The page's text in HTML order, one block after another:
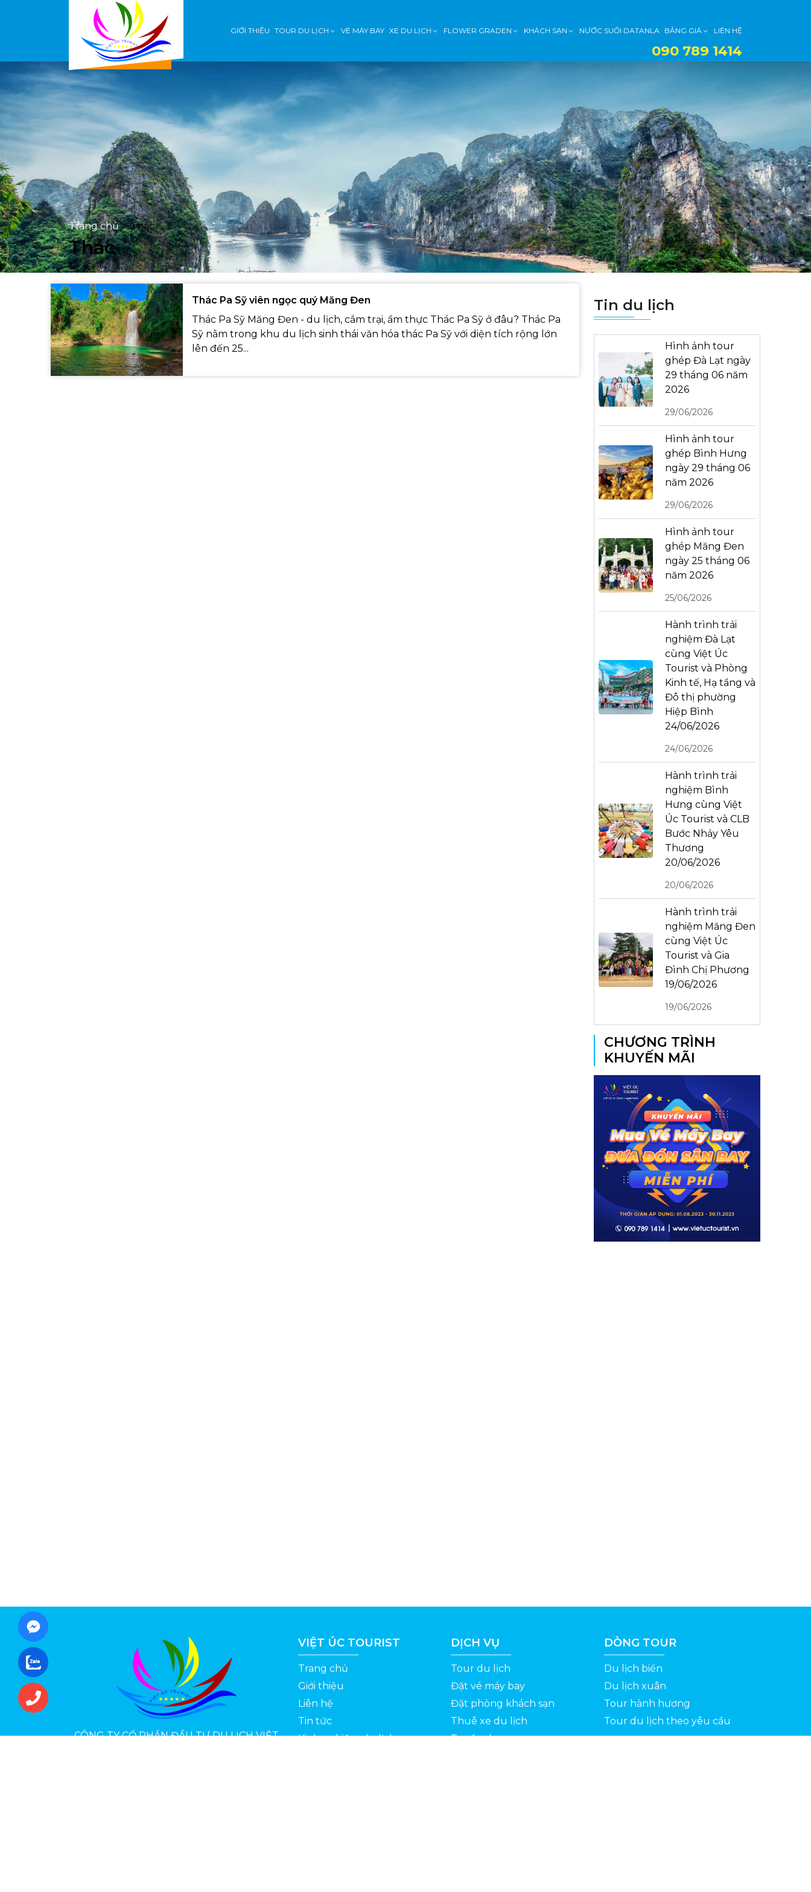
GIỚI THIỆU TOUR DU LỊCH VÉ MÁY BAY XE DU LỊCH FLOWER GRADEN KHÁCH SẠN NƯỚC SUỐI DATANLA BẢNG GIÁ LIÊN HỆ
090 789 1414
Trang chủ > Thác
Thác
Thác Pa Sỹ viên ngọc quý Măng Đen
Thác Pa Sỹ Măng Đen - du lịch, cắm trại, ẩm thực Thác Pa Sỹ ở đâu? Thác Pa
Sỹ nằm trong khu du lịch sinh thái văn hóa thác Pa Sỹ với diện tích rộng lớn
lên đến 25...
Tin du lịch
Hình ảnh tour
ghép Đà Lạt ngày
29 tháng 06 năm
2026
29/06/2026
Hình ảnh tour
ghép Bình Hưng
ngày 29 tháng 06
năm 2026
29/06/2026
Hình ảnh tour
ghép Măng Đen
ngày 25 tháng 06
năm 2026
25/06/2026
Hành trình trải
nghiệm Đà Lạt
cùng Việt Úc
Tourist và Phòng
Kinh tế, Hạ tầng và
Đô thị phường
Hiệp Bình
24/06/2026
24/06/2026
Hành trình trải
nghiệm Bình
Hưng cùng Việt
Úc Tourist và CLB
Bước Nhảy Yêu
Thương
20/06/2026
20/06/2026
Hành trình trải
nghiệm Măng Đen
cùng Việt Úc
Tourist và Gia
Đình Chị Phương
19/06/2026
19/06/2026
CHƯƠNG TRÌNH
KHUYẾN MÃI
CÔNG TY CỔ PHẦN ĐẦU TƯ DU LỊCH VIỆT
VIỆT ÚC TOURIST
Trang chủ
Giới thiệu
Liên hệ
Tin tức
Kinh nghiệm du lịch
DỊCH VỤ
Tour du lịch
Đặt vé máy bay
Đặt phòng khách sạn
Thuê xe du lịch
Tuyển dụng
DÒNG TOUR
Du lịch biển
Du lịch xuân
Tour hành hương
Tour du lịch theo yêu cầu